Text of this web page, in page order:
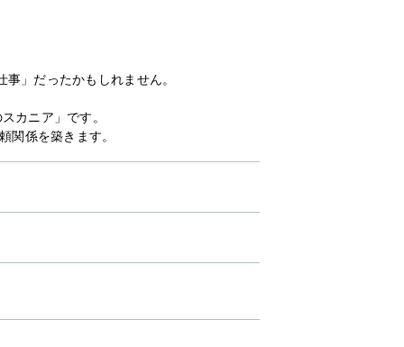
」だったかもしれません。
カニア」です。
関係を築きます。